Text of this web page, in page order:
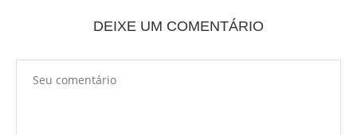
DEIXE UM COMENTÁRIO